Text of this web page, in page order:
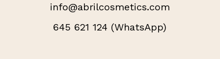
info@abrilcosmetics.com
645 621 124 (WhatsApp)